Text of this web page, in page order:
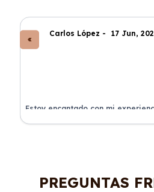
Carlos López - 17 Jun,
Estoy encantado con mi
Renting. El coche llegó en
PREGUNTAS